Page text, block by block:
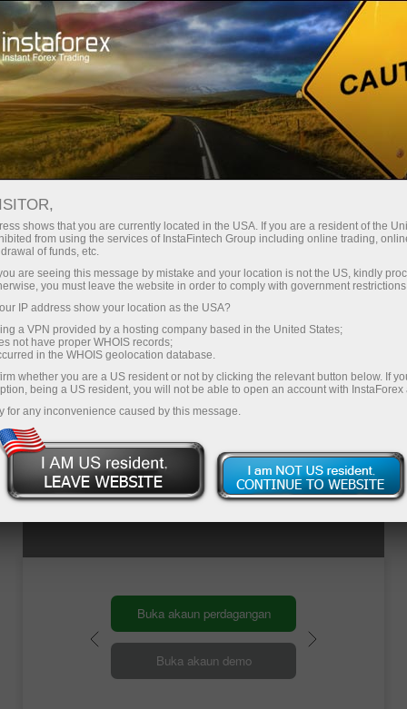
Peraduan
Sniper
Every week we raffle off $1,500 among traders
with the best trading performance in a demo
account. Join the Sniper contest right now and
become one of these lucky ones!
Sertai
Buka akaun perdagangan
Buka akaun demo
shows that you are currently located in the USA. If you are a resident of the
from using the services of InstaFintech Group including online trading,
of funds, etc.
are seeing this message by mistake and your location is not the US, kindly
you must leave the website in order to comply with government
IP address show your location as the USA?
a VPN provided by a hosting company based in the United States;
not have proper WHOIS records;
in the WHOIS geolocation database.
whether you are a US resident or not by clicking the relevant button below. If
being a US resident, you will not be able to open an account with InstaForex
for any inconvenience caused by this message.